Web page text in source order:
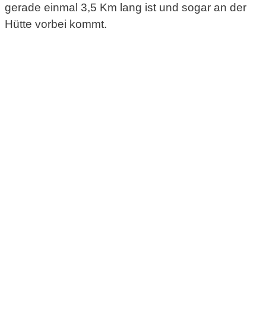
gerade einmal 3,5 Km lang ist und sogar an der
Hütte vorbei kommt.